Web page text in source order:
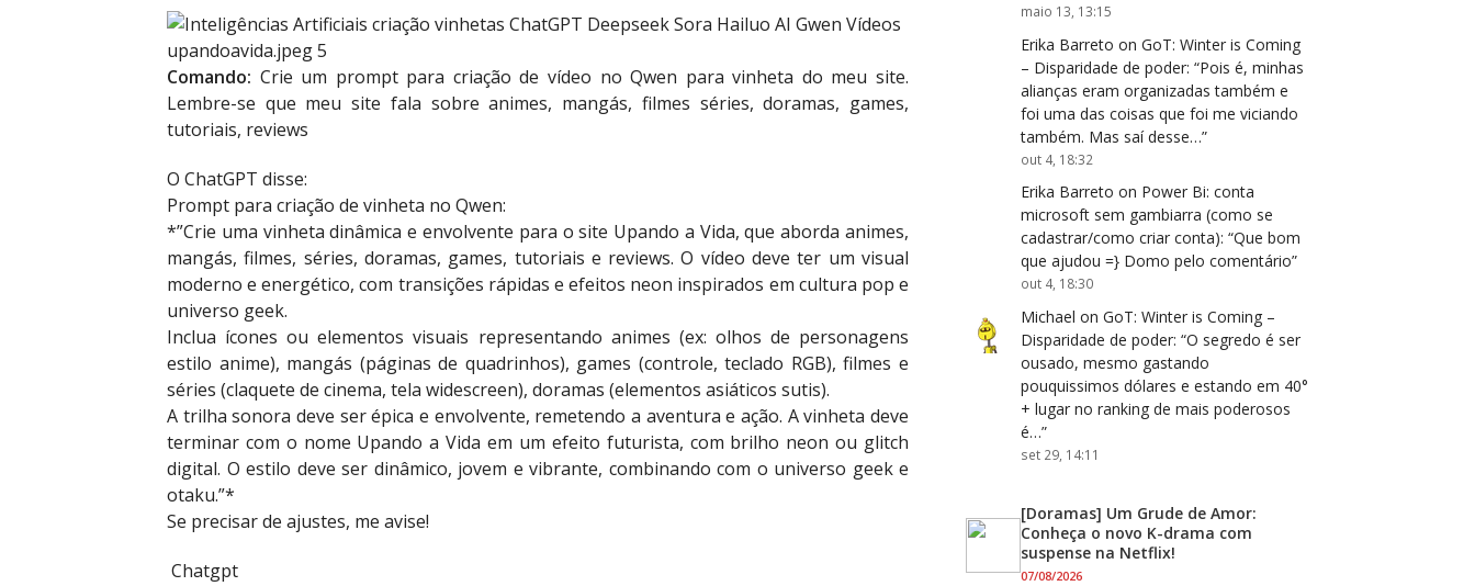
Comando: Crie um prompt para criação de vídeo no Qwen para vinheta do meu site.
Lembre-se que meu site fala sobre animes, mangás, filmes séries, doramas, games,
tutoriais, reviews
O ChatGPT disse:
Prompt para criação de vinheta no Qwen:
*”Crie uma vinheta dinâmica e envolvente para o site Upando a Vida, que aborda animes,
mangás, filmes, séries, doramas, games, tutoriais e reviews. O vídeo deve ter um visual
moderno e energético, com transições rápidas e efeitos neon inspirados em cultura pop e
universo geek.
Inclua ícones ou elementos visuais representando animes (ex: olhos de personagens
estilo anime), mangás (páginas de quadrinhos), games (controle, teclado RGB), filmes e
séries (claquete de cinema, tela widescreen), doramas (elementos asiáticos sutis).
A trilha sonora deve ser épica e envolvente, remetendo a aventura e ação. A vinheta deve
terminar com o nome Upando a Vida em um efeito futurista, com brilho neon ou glitch
digital. O estilo deve ser dinâmico, jovem e vibrante, combinando com o universo geek e
otaku.”*
Se precisar de ajustes, me avise!
Chatgpt
maio 13, 13:15
Erika Barreto on GoT: Winter is Coming
– Disparidade de poder: “Pois é, minhas
alianças eram organizadas também e
foi uma das coisas que foi me viciando
também. Mas saí desse…”
out 4, 18:32
Erika Barreto on Power Bi: conta
microsoft sem gambiarra (como se
cadastrar/como criar conta): “Que bom
que ajudou =} Domo pelo comentário”
out 4, 18:30
Michael on GoT: Winter is Coming –
Disparidade de poder: “O segredo é ser
ousado, mesmo gastando
pouquissimos dólares e estando em 40°
+ lugar no ranking de mais poderosos
é…”
set 29, 14:11
[Doramas] Um Grude de Amor:
Conheça o novo K-drama com
suspense na Netflix!
07/08/2026